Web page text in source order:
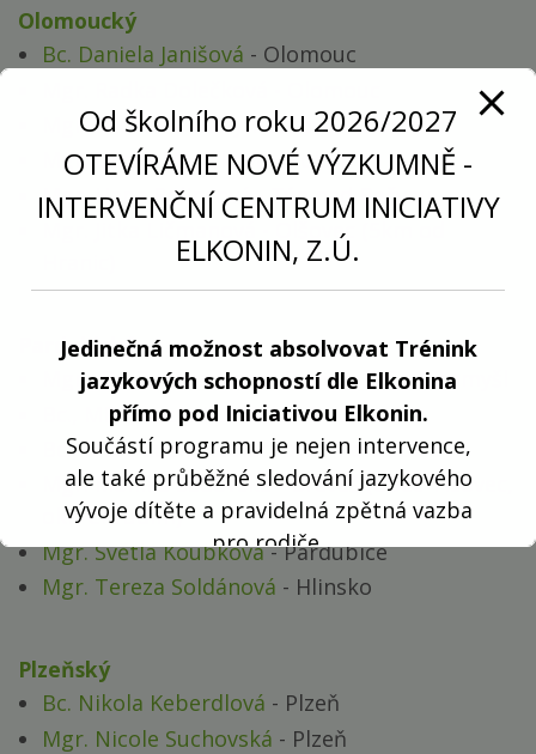
Olomoucký
Bc. Daniela Janišová - Olomouc
Mgr. Michaela Nadymáčková- Olomouc
Mgr. Lenka Macíčková- Polom
Mgr. Hana Rolincová- Týn nad Bečvou
- Olšovec (5km od
Pardubický
Mgr., Bc. Zuzana Hondl Bisová, DiS.- Litomyšl
Bc., MBA, Lucie Kudláčková- Chrudim
Bc., MBA, Lucie Kudláčková- Pardubice
Mgr. Monika Sádovská- Dřeveš (obec Tisovec,
okr. Chrudim)
Mgr. Světla Koubková- Pardubice
Mgr. Tereza Soldánová - Hlinsko
Plzeňský
Bc. Nikola Keberdlová - Plzeň
Mgr. Nicole Suchovská - Plzeň
Od školního roku 2026/2027
OTEVÍRÁME NOVÉ VÝZKUMNĚ -
INTERVENČNÍ CENTRUM INICIATIVY
ELKONIN, Z.Ú.
Jedinečná možnost absolvovat Trénink
jazykových schopností dle Elkonina
přímo pod Iniciativou Elkonin.
Součástí programu je nejen intervence,
ale také průběžné sledování jazykového
vývoje dítěte a pravidelná zpětná vazba
pro rodiče.
Více informací
zde